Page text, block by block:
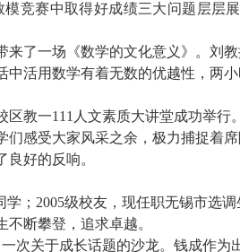
竞赛中取得好成绩三大问题层层
来了一场《数学的文化意义》。刘
活用数学有着无数的优越性， 两
区教一111 人文素质大讲堂成功举行
感受大家风采之余，极力捕捉着
好的反响。
； 2005级校友，现任职无锡市选
断攀登，追求卓越。
次关于成长话题的沙龙。 钱成作为